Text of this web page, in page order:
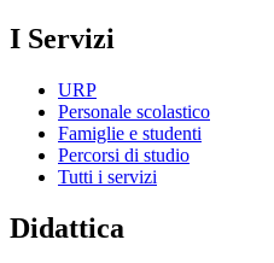
I Servizi
URP
Personale scolastico
Famiglie e studenti
Percorsi di studio
Tutti i servizi
Didattica